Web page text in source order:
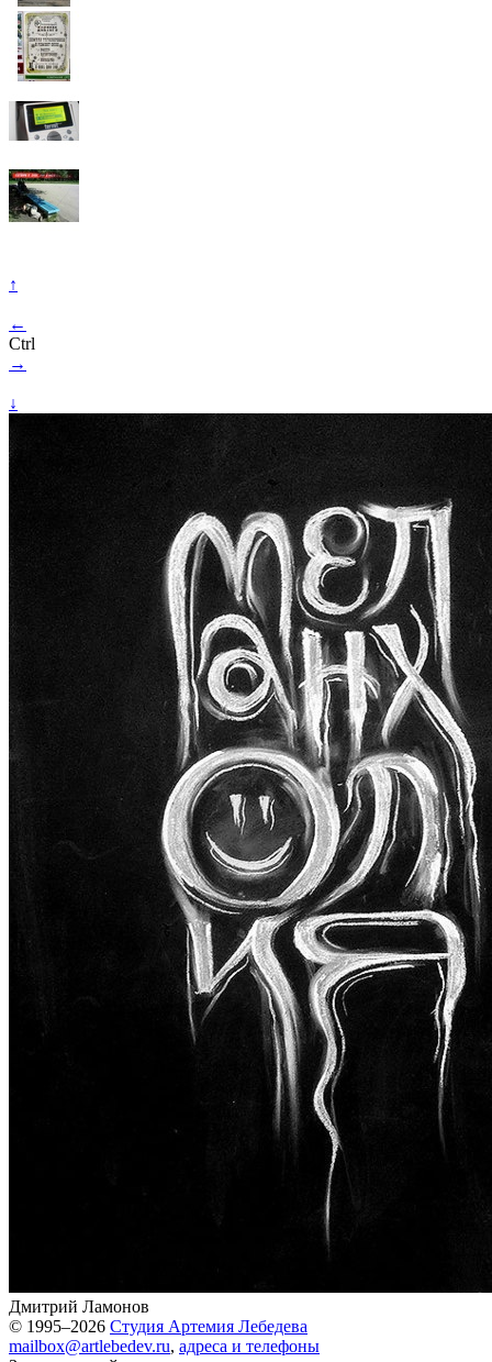
↑
←
Ctrl
→
↓
Дмитрий Ламонов
© 1995–2026 Студия Артемия Лебедева
mailbox@artlebedev.ru, адреса и телефоны